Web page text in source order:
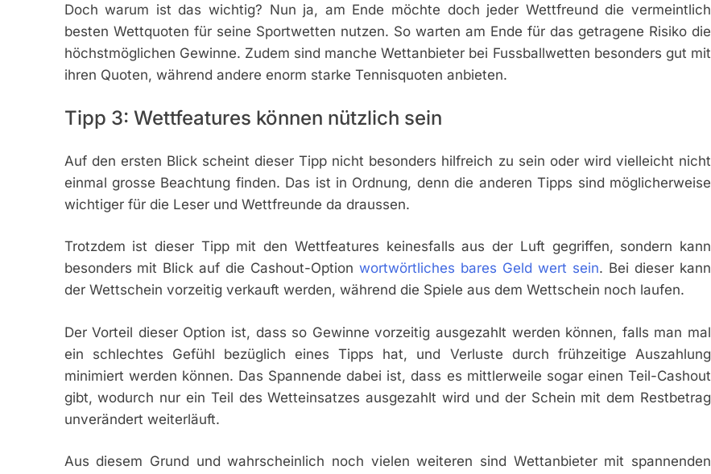
Doch warum ist das wichtig? Nun ja, am Ende möchte doch jeder Wettfreund die vermeintlich
besten Wettquoten für seine Sportwetten nutzen. So warten am Ende für das getragene Risiko die
höchstmöglichen Gewinne. Zudem sind manche Wettanbieter bei Fussballwetten besonders gut mit
ihren Quoten, während andere enorm starke Tennisquoten anbieten.
Tipp 3: Wettfeatures können nützlich sein
Auf den ersten Blick scheint dieser Tipp nicht besonders hilfreich zu sein oder wird vielleicht nicht
einmal grosse Beachtung finden. Das ist in Ordnung, denn die anderen Tipps sind möglicherweise
wichtiger für die Leser und Wettfreunde da draussen.
Trotzdem ist dieser Tipp mit den Wettfeatures keinesfalls aus der Luft gegriffen, sondern kann
besonders mit Blick auf die Cashout-Optionwortwörtliches bares Geld wert sein. Bei dieser kann
der Wettschein vorzeitig verkauft werden, während die Spiele aus dem Wettschein noch laufen.
Der Vorteil dieser Option ist, dass so Gewinne vorzeitig ausgezahlt werden können, falls man mal
ein schlechtes Gefühl bezüglich eines Tipps hat, und Verluste durch frühzeitige Auszahlung
minimiert werden können. Das Spannende dabei ist, dass es mittlerweile sogar einen Teil-Cashout
gibt, wodurch nur ein Teil des Wetteinsatzes ausgezahlt wird und der Schein mit dem Restbetrag
unverändert weiterläuft.
Aus diesem Grund und wahrscheinlich noch vielen weiteren sind Wettanbieter mit spannenden